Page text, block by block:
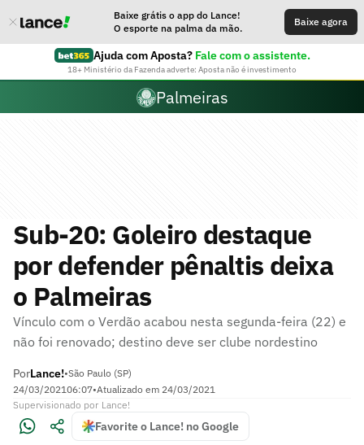
Baixe grátis o app do Lance!
O esporte na palma da mão.
Baixe agora
Ajuda com Aposta? Fale com o assistente.
18+ Ministério da Fazenda adverte: Aposta não é investimento
Palmeiras
Sub-20: Goleiro destaque
por defender pênaltis deixa
o Palmeiras
Vínculo com o Verdão acabou nesta segunda-feira (22) e
não foi renovado; destino deve ser clube nordestino
PorLance!•São Paulo (SP)
24/03/202106:07•Atualizado em 24/03/2021
Supervisionado por Lance!
Favorite o Lance! no Google